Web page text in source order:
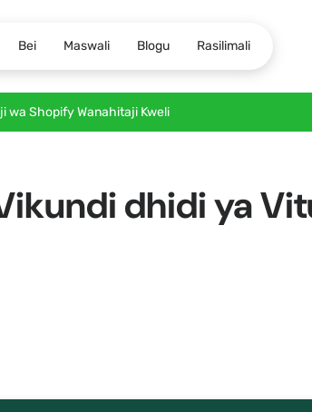
Bei Maswali Blogu Rasilimali
wa Shopify Wanahitaji Kweli
dhidi ya